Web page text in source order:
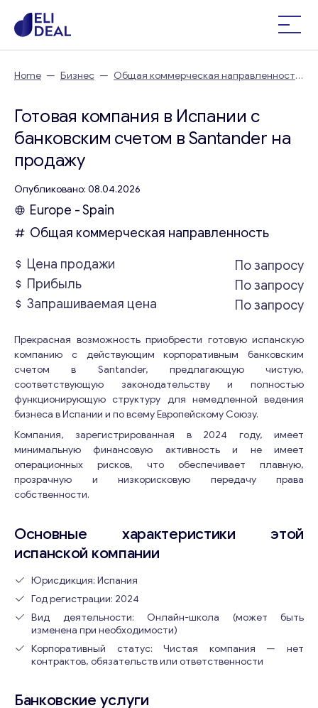
Home — Бизнес — Общая коммерческая направленность
Готовая компания в Испании с
банковским счетом в Santander на
продажу
Опубликовано: 08.04.2026
Europe - Spain
Общая коммерческая направленность
Цена продажи
По запросу
Прибыль
По запросу
Запрашиваемая цена
По запросу
Прекрасная возможность приобрести готовую испанскую
компанию с действующим корпоративным банковским
счетом в Santander, предлагающую чистую,
соответствующую законодательству и полностью
функционирующую структуру для немедленной ведения
бизнеса в Испании и по всему Европейскому Союзу.
Компания, зарегистрированная в 2024 году, имеет
минимальную финансовую активность и не имеет
операционных рисков, что обеспечивает плавную,
прозрачную и низкорисковую передачу права
собственности.
Основные характеристики этой
испанской компании
Юрисдикция: Испания
Год регистрации: 2024
Вид деятельности: Онлайн-школа (может быть
изменена при необходимости)
Корпоративный статус: Чистая компания — нет
контрактов, обязательств или ответственности
Банковские услуги